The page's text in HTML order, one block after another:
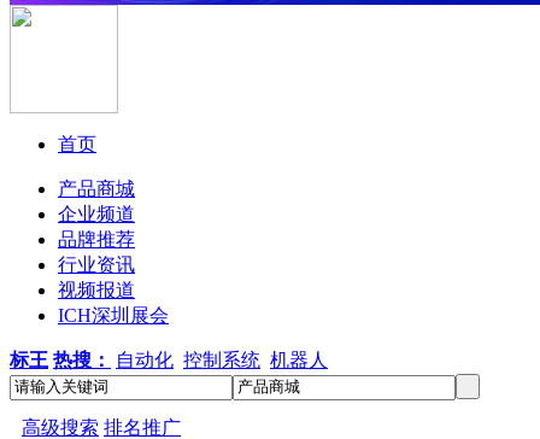
首页
产品商城
企业频道
品牌推荐
行业资讯
视频报道
ICH深圳展会
标王 热搜： 自动化 控制系统 机器人
高级搜索 排名推广